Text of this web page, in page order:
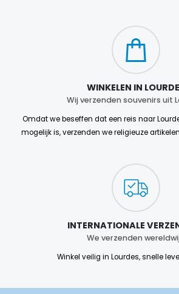
WINKELEN IN
Wij verzenden souvenirs uit
Omdat we beseffen dat een reis naar
mogelijk is, verzenden we religieuze
INTERNATIONALE
We verzenden
Winkel veilig in Lourdes, snelle